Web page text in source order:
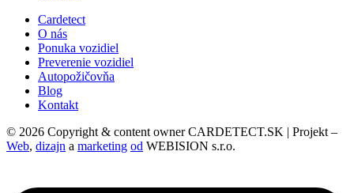
Cardetect
O nás
Ponuka vozidiel
Preverenie vozidiel
Autopožičovňa
Blog
Kontakt
© 2026 Copyright & content ownerCARDETECT.SK | Projekt –
Web, dizajn a marketing od WEBISION s.r.o.